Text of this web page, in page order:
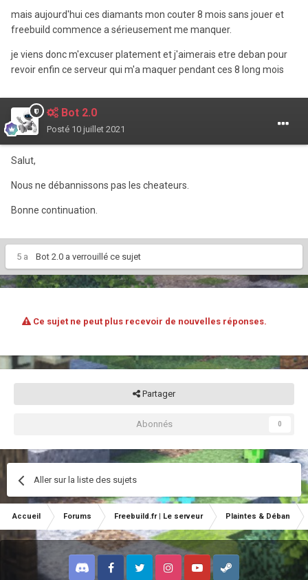
mais aujourd'hui ces diamants mon couter 8 mois sans jouer et
freebuild commence a sérieusement me manquer.
je viens donc m'excuser platement et j'aimerais etre deban pour
revoir enfin ce serveur qui m'a maquer pendant ces 8 long mois
Bot 2.0
Posté 10 juillet 2021
Salut,
Nous ne débannissons pas les cheateurs.
Bonne continuation.
5 a Bot 2.0 a verrouillé ce sujet
Ce sujet ne peut plus recevoir de nouvelles réponses.
Partager
Abonnés 0
Aller sur la liste des sujets
Accueil Forums Freebuild.fr | Le serveur Plaintes & Déban